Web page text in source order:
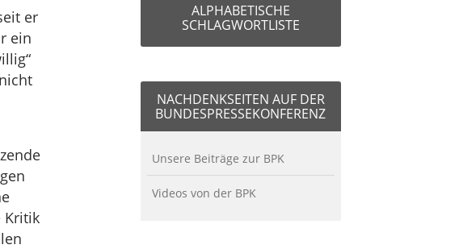
er
ein
Kritik
ALPHABETISCHE
SCHLAGWORTLISTE
NACHDENKSEITEN AUF DER
BUNDESPRESSEKONFERENZ
Unsere Beiträge zur BPK
Videos von der BPK